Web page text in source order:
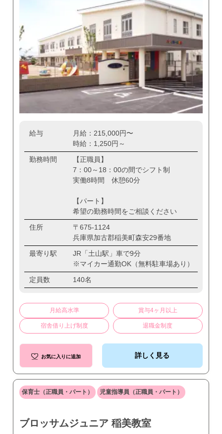
給与
月給：215,000円〜
時給：1,250円～
勤務時間
【正職員】
7：00～18：00の間でシフト制
実働8時間 休憩60分
【パート】
希望の勤務時間をご相談ください
住所
〒675-1124
兵庫県加古郡稲美町森安29番地
最寄り駅
JR「土山駅」車で9分
※マイカー通勤OK（無料駐車場あり）
定員数
140名
月給高水準 賞与4ヶ月以上
宿舎借り上げ制度 退職金制度
お気に入りに追加 詳しく見る
保育士（正職員・パート） 児童指導員（正職員・パート）
ブロッサムジュニア 稲美教室